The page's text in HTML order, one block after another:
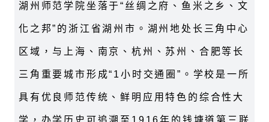
湖州师范学院坐落于“丝绸之府、鱼米之乡、文
化之邦”的浙江省湖州市。湖州地处长三角中心
区域，与上海、南京、杭州、苏州、合肥等长
三角重要城市形成“1小时交通圈”。学校是一所
具有优良师范传统、鲜明应用特色的综合性大
学，办学历史可追溯至1916年的钱塘道第三联